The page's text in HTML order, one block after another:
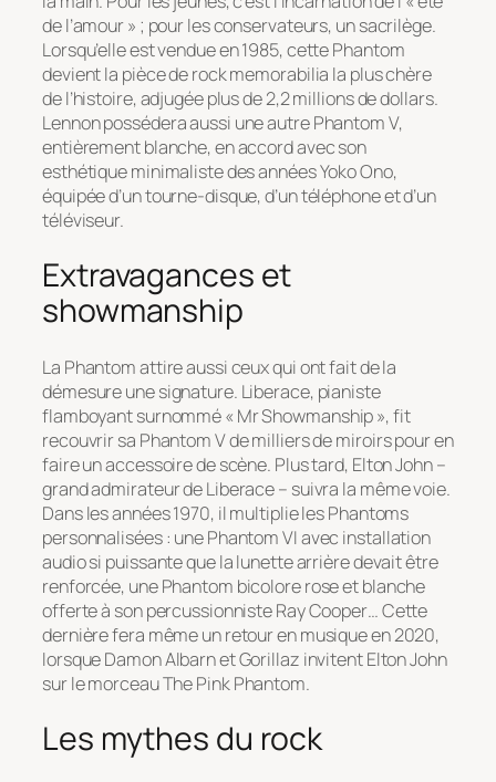
de l’amour » ; pour les conservateurs, un sacrilège.
Lorsqu’elle est vendue en 1985, cette Phantom
devient la pièce de rock memorabilia la plus chère
de l’histoire, adjugée plus de 2,2 millions de dollars.
Lennon possédera aussi une autre Phantom V,
entièrement blanche, en accord avec son
esthétique minimaliste des années Yoko Ono,
équipée d’un tourne-disque, d’un téléphone et d’un
téléviseur.
Extravagances et
showmanship
La Phantom attire aussi ceux qui ont fait de la
démesure une signature. Liberace, pianiste
flamboyant surnommé « Mr Showmanship », fit
recouvrir sa Phantom V de milliers de miroirs pour en
faire un accessoire de scène. Plus tard, Elton John –
grand admirateur de Liberace – suivra la même voie.
Dans les années 1970, il multiplie les Phantoms
personnalisées : une Phantom VI avec installation
audio si puissante que la lunette arrière devait être
renforcée, une Phantom bicolore rose et blanche
offerte à son percussionniste Ray Cooper… Cette
dernière fera même un retour en musique en 2020,
lorsque Damon Albarn et Gorillaz invitent Elton John
sur le morceauThe Pink Phantom.
Les mythes du rock